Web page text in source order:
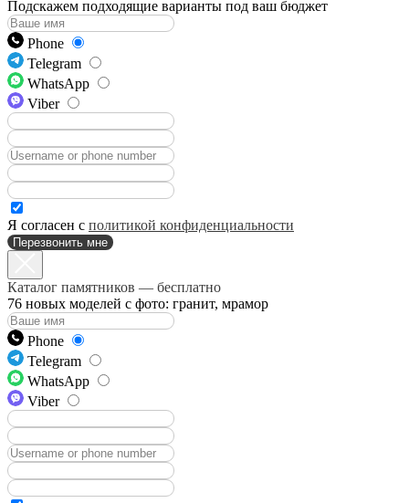
Подскажем подходящие варианты под ваш бюджет
Phone
Telegram
WhatsApp
Viber
Я согласен с политикой конфиденциальности
Перезвонить мне
Каталог памятников — бесплатно
76 новых моделей с фото: гранит, мрамор
Phone
Telegram
WhatsApp
Viber